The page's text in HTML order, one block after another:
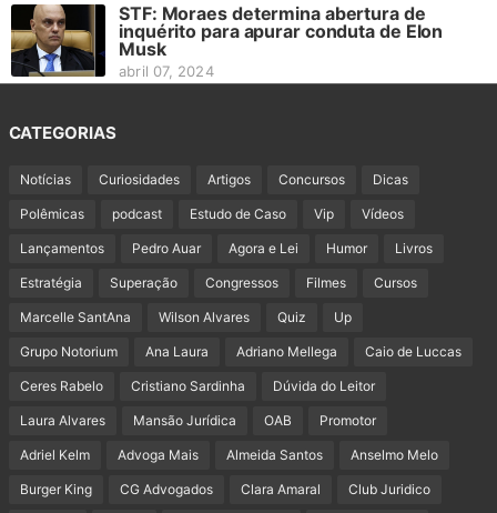
STF: Moraes determina abertura de
inquérito para apurar conduta de Elon
Musk
abril 07, 2024
CATEGORIAS
Notícias Curiosidades Artigos Concursos Dicas
Polêmicas podcast Estudo de Caso Vip Vídeos
Lançamentos Pedro Auar Agora e Lei Humor Livros
Estratégia Superação Congressos Filmes Cursos
Marcelle SantAna Wilson Alvares Quiz Up
Grupo Notorium Ana Laura Adriano Mellega Caio de Luccas
Ceres Rabelo Cristiano Sardinha Dúvida do Leitor
Laura Alvares Mansão Jurídica OAB Promotor
Adriel Kelm Advoga Mais Almeida Santos Anselmo Melo
Burger King CG Advogados Clara Amaral Club Juridico